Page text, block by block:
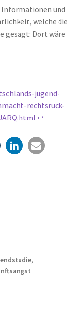
und
welche die
gesagt: Dort wäre
jugend-
rechtsruck-
↩︎
,